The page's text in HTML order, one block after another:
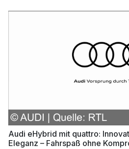
Audi eHybrid mit quattro:
Eleganz – Fahrspaß ohne